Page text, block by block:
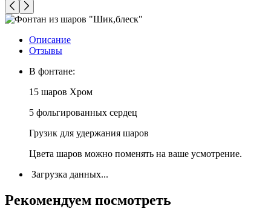
Описание
Отзывы
В фонтане:
15 шаров Хром
5 фольгированных сердец
Грузик для удержания шаров
Цвета шаров можно поменять на ваше усмотрение.
Загрузка данных...
Рекомендуем посмотреть